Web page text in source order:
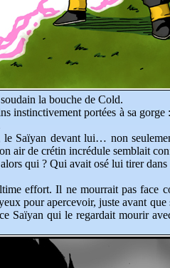
la bouche de Cold.
instinctivement portées à sa gorge
Saïyan devant lui… non
air de crétin incrédule semblait
qui ? Qui avait osé lui tirer dans
effort. Il ne mourrait pas face
pour apercevoir, juste avant que
Saïyan qui le regardait mourir